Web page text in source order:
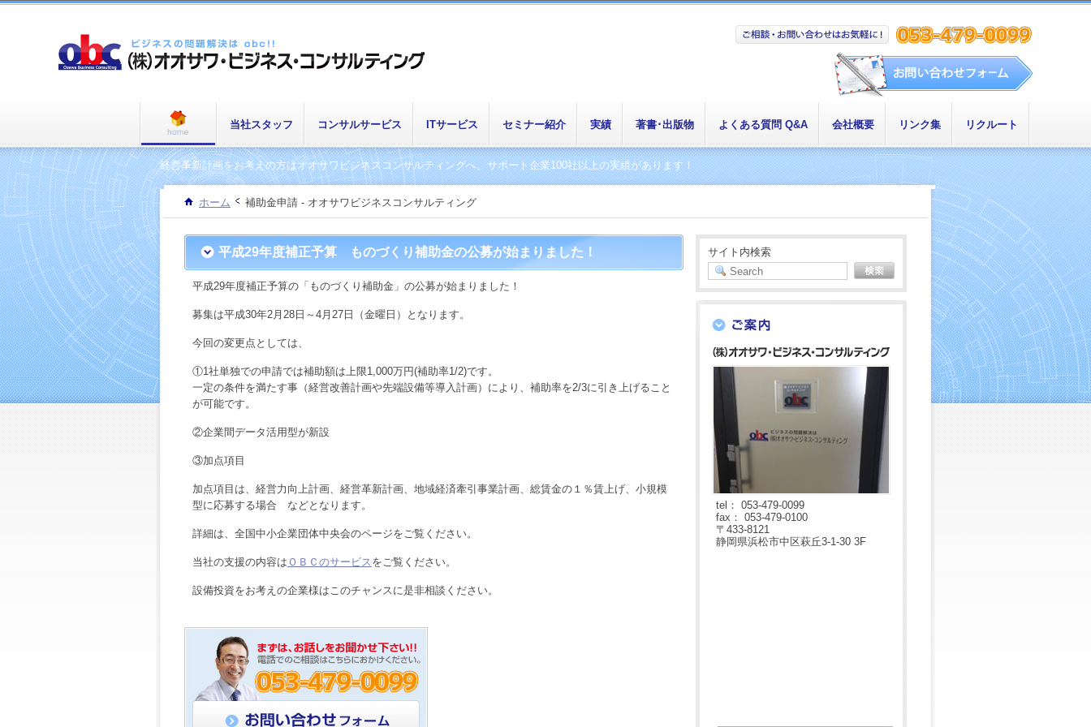
当社スタッフ コンサルサービス ITサービス セミナー紹介 実績 著書･出版物 よくある質問 Q&A 会社概要 リンク集 リクルート
経営革新計画をお考えの方はオオサワビジネスコンサルティングへ。サポート企業100社以上の実績があります！
ホーム 補助金申請 - オオサワビジネスコンサルティング
平成29年度補正予算 ものづくり補助金の公募が始まりました！
平成29年度補正予算の「ものづくり補助金」の公募が始まりました！
募集は平成30年2月28日～4月27日（金曜日）となります。
今回の変更点としては、
①1社単独での申請では補助額は上限1,000万円(補助率1/2)です。
一定の条件を満たす事（経営改善計画や先端設備等導入計画）により、補助率を2/3に引き上げること
が可能です。
②企業間データ活用型が新設
③加点項目
加点項目は、経営力向上計画、経営革新計画、地域経済牽引事業計画、総賃金の１％賃上げ、小規模
型に応募する場合 などとなります。
詳細は、全国中小企業団体中央会のページをご覧ください。
当社の支援の内容は ＯＢＣのサービス をご覧ください。
設備投資をお考えの企業様はこのチャンスに是非相談ください。
サイト内検索
tel： 053-479-0099
fax： 053-479-0100
〒433-8121
静岡県浜松市中区萩丘3-1-30 3F